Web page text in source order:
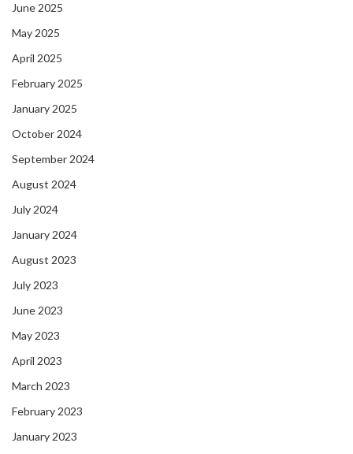
June 2025
May 2025
April 2025
February 2025
January 2025
October 2024
September 2024
August 2024
July 2024
January 2024
August 2023
July 2023
June 2023
May 2023
April 2023
March 2023
February 2023
January 2023